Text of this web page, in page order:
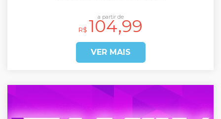
a partir de
R$ 104,99
VER MAIS